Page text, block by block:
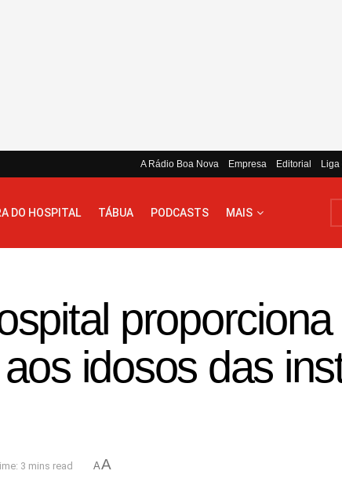
A Rádio Boa Nova Empresa Editorial Liga
DO HOSPITAL TÁBUA PODCASTS MAIS
proporciona
idosos das
3 mins read AA